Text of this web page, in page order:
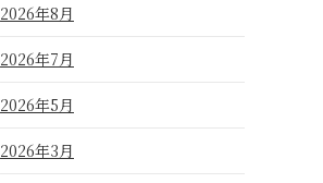
2026年8月
2026年7月
2026年5月
2026年3月